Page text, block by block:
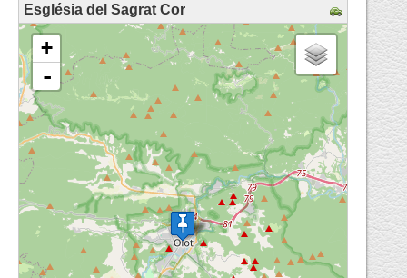
Església del Sagrat Cor
loading map - please wait...
+
-